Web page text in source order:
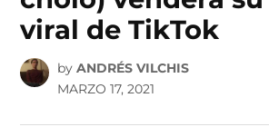
viral de TikTok
by ANDRÉS VILCHIS
MARZO 17, 2021